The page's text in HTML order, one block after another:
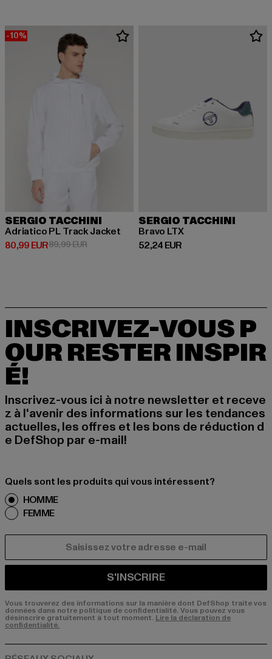
-10%
SERGIO TACCHINI
Adriatico PL Track Jacket
80,99 EUR
Prix courant: 80,99 EUR
89,99 EURPrix en promotion: 89,99 EUR
SERGIO TACCHINI
Bravo LTX
52,24 EUR
Prix courant: 52,24 EUR
INSCRIVEZ-VOUS P
OUR RESTER INSPIR
É!
Inscrivez-vous ici à notre newsletter et receve
z à l'avenir des informations sur les tendances
actuelles, les offres et les bons de réduction d
e DefShop par e-mail!
Quels sont les produits qui vous intéressent?
HOMME
FEMME
S'INSCRIRE
Vous trouverez des informations sur la manière dont DefShop traite vos
données dans notre politique de confidentialité. Vous pouvez vous
désinscrire gratuitement à tout moment. Lire la déclaration de
confidentialité.